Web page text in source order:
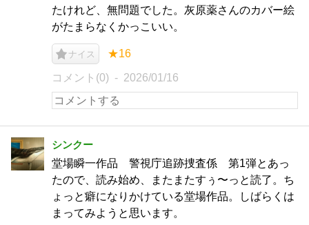
たけれど、無問題でした。灰原薬さんのカバー絵
がたまらなくかっこいい。
ナイス ★16
コメント(0) 2026/01/16
シンクー
堂場瞬一作品 警視庁追跡捜査係 第1弾とあっ
たので、読み始め、またまたすぅ〜っと読了。ち
ょっと癖になりかけている堂場作品。しばらくは
まってみようと思います。